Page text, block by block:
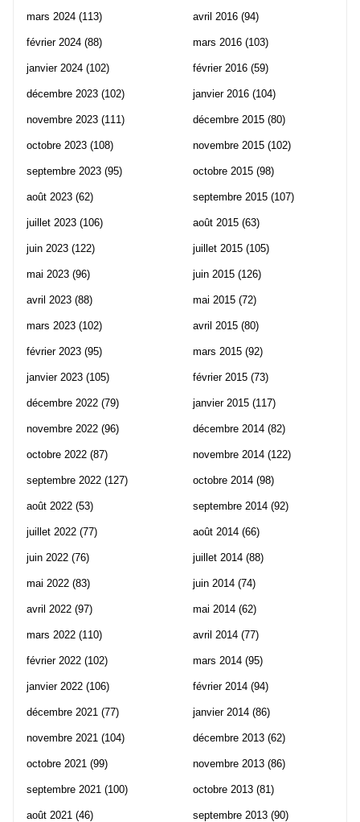
mars 2024 (113)
février 2024 (88)
janvier 2024 (102)
décembre 2023 (102)
novembre 2023 (111)
octobre 2023 (108)
septembre 2023 (95)
août 2023 (62)
juillet 2023 (106)
juin 2023 (122)
mai 2023 (96)
avril 2023 (88)
mars 2023 (102)
février 2023 (95)
janvier 2023 (105)
décembre 2022 (79)
novembre 2022 (96)
octobre 2022 (87)
septembre 2022 (127)
août 2022 (53)
juillet 2022 (77)
juin 2022 (76)
mai 2022 (83)
avril 2022 (97)
mars 2022 (110)
février 2022 (102)
janvier 2022 (106)
décembre 2021 (77)
novembre 2021 (104)
octobre 2021 (99)
septembre 2021 (100)
août 2021 (46)
avril 2016 (94)
mars 2016 (103)
février 2016 (59)
janvier 2016 (104)
décembre 2015 (80)
novembre 2015 (102)
octobre 2015 (98)
septembre 2015 (107)
août 2015 (63)
juillet 2015 (105)
juin 2015 (126)
mai 2015 (72)
avril 2015 (80)
mars 2015 (92)
février 2015 (73)
janvier 2015 (117)
décembre 2014 (82)
novembre 2014 (122)
octobre 2014 (98)
septembre 2014 (92)
août 2014 (66)
juillet 2014 (88)
juin 2014 (74)
mai 2014 (62)
avril 2014 (77)
mars 2014 (95)
février 2014 (94)
janvier 2014 (86)
décembre 2013 (62)
novembre 2013 (86)
octobre 2013 (81)
septembre 2013 (90)